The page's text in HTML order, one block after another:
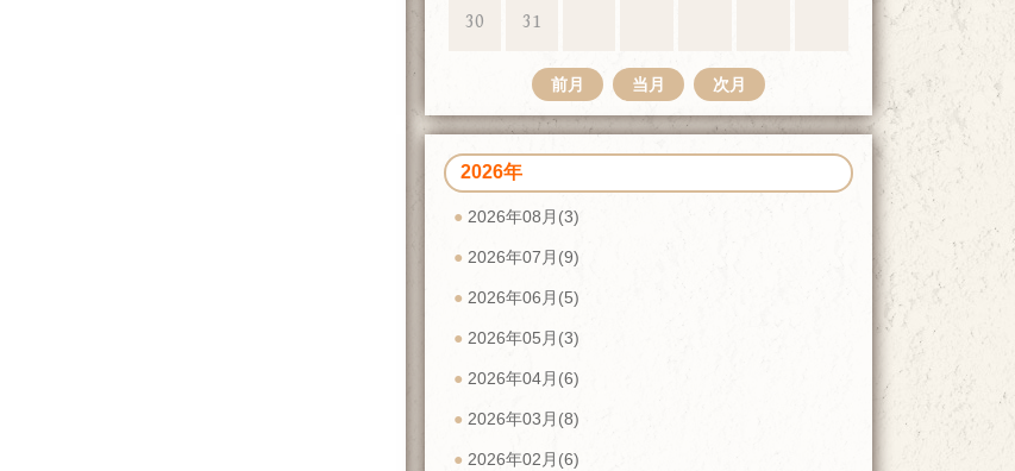
30 31
前月 当月 次月
2026年
2026年08月(3)
2026年07月(9)
2026年06月(5)
2026年05月(3)
2026年04月(6)
2026年03月(8)
2026年02月(6)